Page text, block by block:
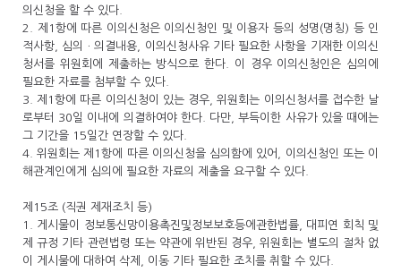
의신청을 할 수 있다.
2. 제1항에 따른 이의신청은 이의신청인 및 이용자 등의 성명(명칭) 등 인
적사항, 심의ㆍ의결내용, 이의신청사유 기타 필요한 사항을 기재한 이의신
청서를 위원회에 제출하는 방식으로 한다. 이 경우 이의신청인은 심의에
필요한 자료를 첨부할 수 있다.
3. 제1항에 따른 이의신청이 있는 경우, 위원회는 이의신청서를 접수한 날
로부터 30일 이내에 의결하여야 한다. 다만, 부득이한 사유가 있을 때에는
그 기간을 15일간 연장할 수 있다.
4. 위원회는 제1항에 따른 이의신청을 심의함에 있어, 이의신청인 또는 이
해관계인에게 심의에 필요한 자료의 제출을 요구할 수 있다.
제15조 (직권 제재조치 등)
1. 게시물이 정보통신망이용촉진및정보보호등에관한법률, 대피연 회칙 및
제 규정 기타 관련법령 또는 약관에 위반된 경우, 위원회는 별도의 절차 없
이 게시물에 대하여 삭제, 이동 기타 필요한 조치를 취할 수 있다.